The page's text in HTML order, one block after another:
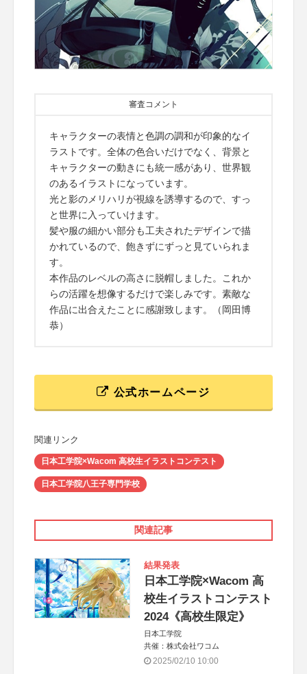
審査コメント
キャラクターの表情と色調の調和が印象的なイ
ラストです。全体の色合いだけでなく、背景と
キャラクターの動きにも統一感があり、世界観
のあるイラストになっています。
光と影のメリハリが視線を誘導するので、すっ
と世界に入っていけます。
髪や服の細かい部分も工夫されたデザインで描
かれているので、飽きずにずっと見ていられま
す。
本作品のレベルの高さに脱帽しました。これか
らの活躍を想像するだけで楽しみです。素敵な
作品に出合えたことに感謝致します。（岡田博
恭）
公式ホームページ
関連リンク
日本工学院×Wacom 高校生イラストコンテスト
日本工学院八王子専門学校
関連記事
結果発表
日本工学院×Wacom 高
校生イラストコンテスト
2024《高校生限定》
日本工学院
共催：株式会社ワコム
2025/02/10 10:00